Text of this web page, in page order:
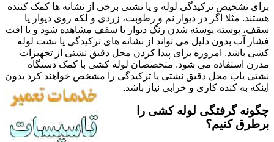
برای تشخیص ترکیدگی لوله و یا نشتی برخی از نشانه ها کمک کننده
هستند. مثلا اگر در دیوار نم و رطوبت، زردی و لکه روی دیوار یا
سقف، پوسته پوسته شدن رنگ دیوار یا سقف مشاهده شود و یا افت
فشار آب بدون دلیل می تواند از نشانه های ترکیدگی یا نشت لوله
کشی باشد. امروزه برای پیدا کردن محل دقیق نشتی از تجهیزات
مدرن استفاده می شود. متخصصان لوله کشی با کمک دستگاه
نشتی یاب محل دقیق نشتی یا ترکیدگی را مشخص خواهند کرد بدون
اینکه به کنده کاری و خرابی نیاز باشد.
چگونه گرفتگی لوله کشی را
برطرق کنیم؟